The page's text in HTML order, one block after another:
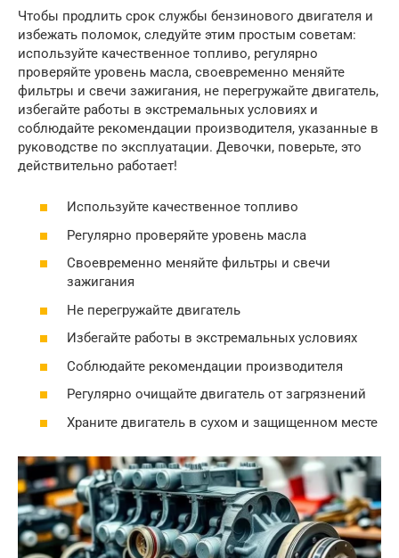
Чтобы продлить срок службы бензинового двигателя и
избежать поломок, следуйте этим простым советам:
используйте качественное топливо, регулярно
проверяйте уровень масла, своевременно меняйте
фильтры и свечи зажигания, не перегружайте двигатель,
избегайте работы в экстремальных условиях и
соблюдайте рекомендации производителя, указанные в
руководстве по эксплуатации. Девочки, поверьте, это
действительно работает!
Используйте качественное топливо
Регулярно проверяйте уровень масла
Своевременно меняйте фильтры и свечи
зажигания
Не перегружайте двигатель
Избегайте работы в экстремальных условиях
Соблюдайте рекомендации производителя
Регулярно очищайте двигатель от загрязнений
Храните двигатель в сухом и защищенном месте